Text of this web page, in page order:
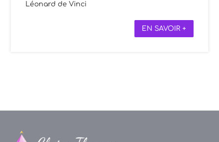
Léonard de Vinci
EN SAVOIR +